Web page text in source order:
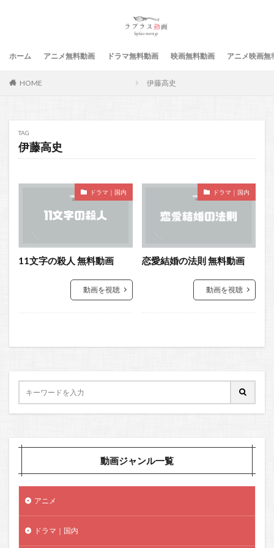
ホーム アニメ無料動画 ドラマ無料動画 映画無料動画 アニメ映画無
HOME 伊藤高史
TAG
伊藤高史
ドラマ｜国内
11文字の殺人 無料動画
動画を視聴
ドラマ｜国内
恋愛結婚の法則 無料動画
動画を視聴
動画ジャンル一覧
アニメ
ドラマ｜国内